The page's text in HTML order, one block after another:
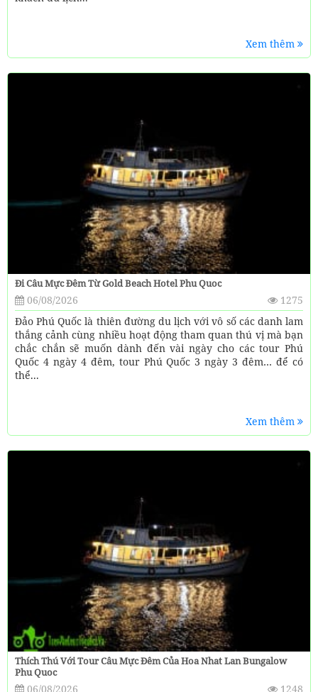
Xem thêm
Đi Câu Mực Đêm Từ Gold Beach Hotel Phu Quoc
06/08/2026
1275
Đảo Phú Quốc là thiên đường du lịch với vô số các danh lam
thắng cảnh cùng nhiều hoạt động tham quan thú vị mà bạn
chắc chắn sẽ muốn dành đến vài ngày cho các tour Phú
Quốc 4 ngày 4 đêm, tour Phú Quốc 3 ngày 3 đêm… để có
thể...
Xem thêm
Thích Thú Với Tour Câu Mực Đêm Của Hoa Nhat Lan Bungalow
Phu Quoc
06/08/2026 1248